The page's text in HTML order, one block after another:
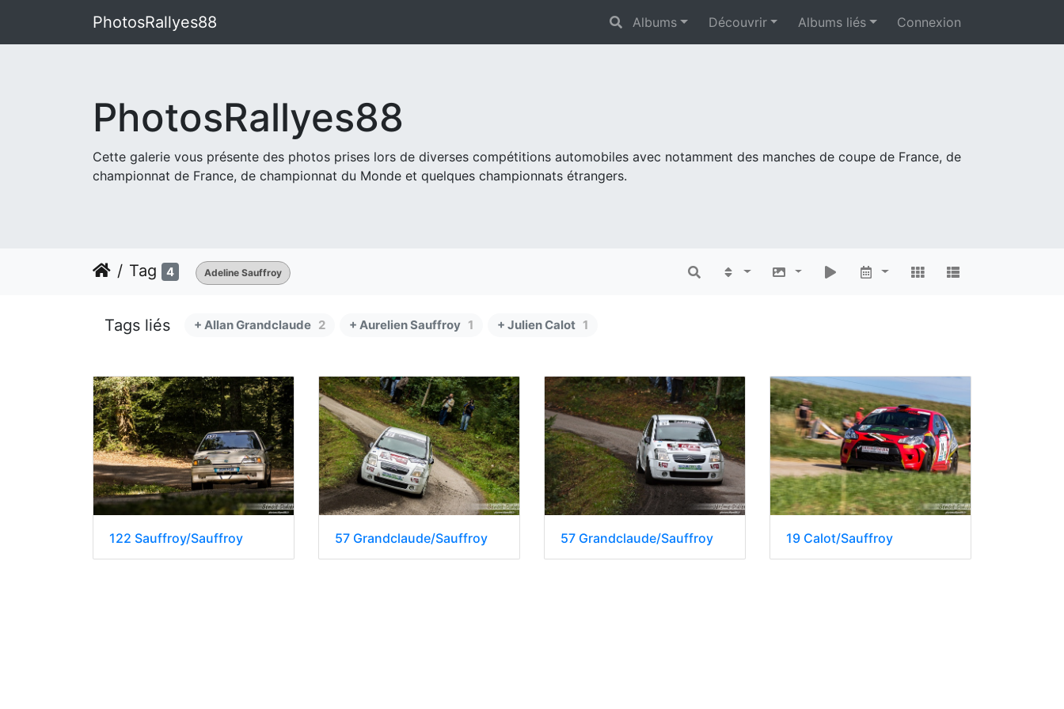
PhotosRallyes88 Albums Découvrir Albums liés Connexion
PhotosRallyes88
Cette galerie vous présente des photos prises lors de diverses compétitions automobiles avec notamment des manches de coupe de France, de
championnat de France, de championnat du Monde et quelques championnats étrangers.
Tag 4 Adeline Sauffroy
Tags liés + Allan Grandclaude 2 + Aurelien Sauffroy 1 + Julien Calot 1
122 Sauffroy/Sauffroy 57 Grandclaude/Sauffroy 57 Grandclaude/Sauffroy 19 Calot/Sauffroy